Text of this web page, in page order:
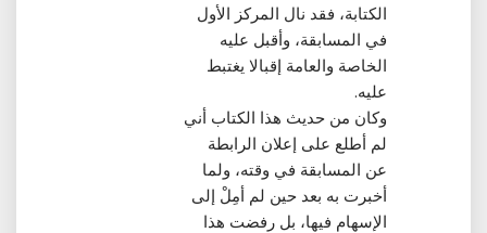
الكتابة، فقد نال المركز الأول
في المسابقة، وأقبل عليه
الخاصة والعامة إقبالا يغتبط
عليه‏.‏
وكان من حديث هذا الكتاب أني
لم أطلع على إعلان الرابطة
عن المسابقة في وقته، ولما
أخبرت به بعد حين لم أمِلْ إلى
الإسهام فيها، بل رفضت هذا